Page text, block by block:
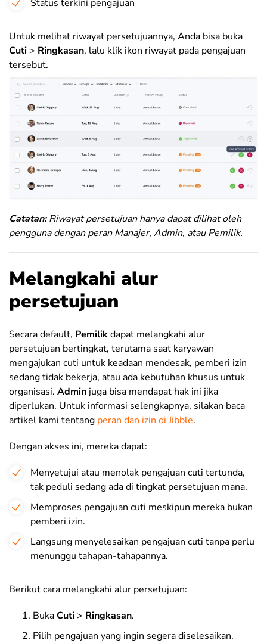
Status terkini pengajuan
Untuk melihat riwayat persetujuannya, Anda bisa buka
Cuti > Ringkasan, lalu klik ikon riwayat pada pengajuan
tersebut.
Catatan:Riwayat persetujuan hanya dapat dilihat oleh
pengguna dengan peran Manajer, Admin, atau Pemilik.
Melangkahi alur
persetujuan
Secara default, Pemilikdapat melangkahi alur
persetujuan bertingkat, terutama saat karyawan
mengajukan cuti untuk keadaan mendesak, pemberi izin
sedang tidak bekerja, atau ada kebutuhan khusus untuk
organisasi. Admin juga bisa mendapat hak ini jika
diperlukan. Untuk informasi selengkapnya, silakan baca
artikel kami tentang peran dan izin di Jibble.
Dengan akses ini, mereka dapat:
Menyetujui atau menolak pengajuan cuti tertunda,
tak peduli sedang ada di tingkat persetujuan mana.
Memproses pengajuan cuti meskipun mereka bukan
pemberi izin.
Langsung menyelesaikan pengajuan cuti tanpa perlu
menunggu tahapan-tahapannya.
Berikut cara melangkahi alur persetujuan:
BukaCuti > Ringkasan.
Pilih pengajuan yang ingin segera diselesaikan.